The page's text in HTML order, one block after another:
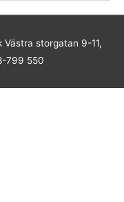
Västra storgatan 9-11,
799 550